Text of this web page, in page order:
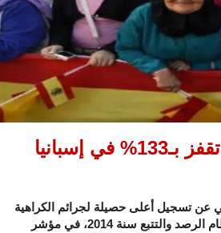
في إسبانيا
تسجيل أعلى حصيلة لجرائم الكراهية
والتمييز منذ بدء اعتماد نظام الرصد والتتبع سنة 2014، في مؤشر